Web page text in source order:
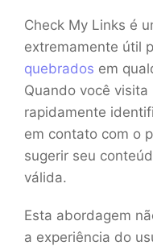
Check My Links é
extremamente útil
quebrados em
Quando você
rapidamente
em contato com o
sugerir seu
válida.
Esta abordagem
a experiência do